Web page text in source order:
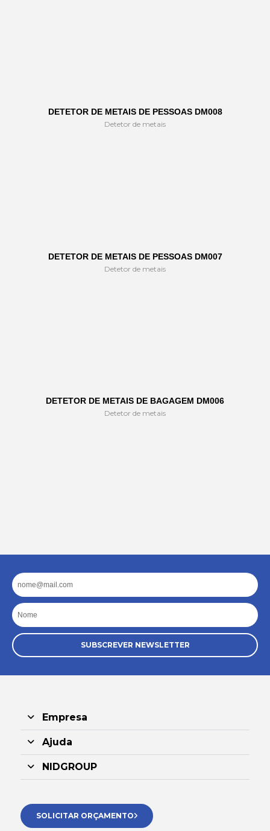
DETETOR DE METAIS DE PESSOAS DM008
Detetor de metais
DETETOR DE METAIS DE PESSOAS DM007
Detetor de metais
DETETOR DE METAIS DE BAGAGEM DM006
Detetor de metais
Email
Nome
SUBSCREVER NEWSLETTER
Empresa
Ajuda
NIDGROUP
SOLICITAR ORÇAMENTO